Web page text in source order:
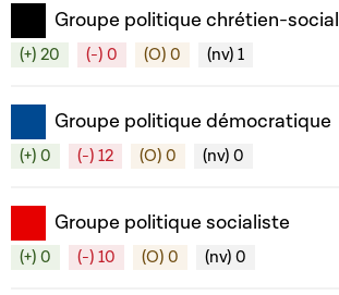
Groupe politique chrétien-social
(+) 20 (-) 0 (O) 0 (nv) 1
Groupe politique démocratique
(+) 0 (-) 12 (O) 0 (nv) 0
Groupe politique socialiste
(+) 0 (-) 10 (O) 0 (nv) 0